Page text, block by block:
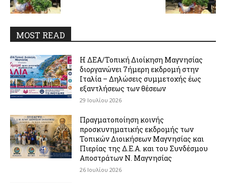
MOST READ
Η ΔΕΑ/Τοπική Διοίκηση Μαγνησίας
διοργανώνει 7ήμερη εκδρομή στην
Ιταλία – Δηλώσεις συμμετοχής έως
εξαντλήσεως των θέσεων
29 Ιουλίου 2026
Πραγματοποίηση κοινής
προσκυνηματικής εκδρομής των
Τοπικών Διοικήσεων Μαγνησίας και
Πιερίας της Δ.Ε.Α. και του Συνδέσμου
Αποστράτων Ν. Μαγνησίας
26 Ιουλίου 2026